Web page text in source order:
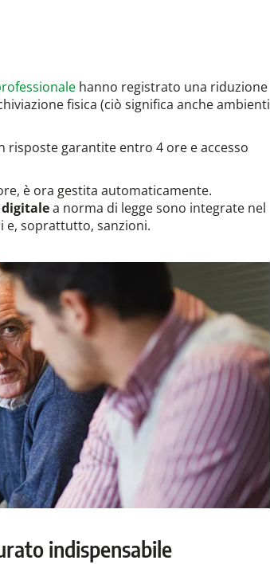
hanno registrato una riduzione
fisica (ciò significa anche ambienti
risposte garantite entro 4 ore e accesso
è ora gestita automaticamente.
digitalea norma di legge sono integrate nel
e, soprattutto, sanzioni.
indispensabile